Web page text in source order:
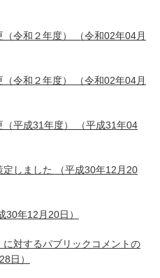
令和２年度）
（令和02年04月
令和２年度）
（令和02年04月
平成31年度）
（平成31年04
しました
（平成30年12月20
30年12月20日）
対するパブリックコメントの
日）